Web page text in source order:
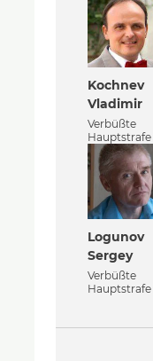
Kochnev
Vladimir
Verbüßte
Hauptstrafe
Logunov
Sergey
Verbüßte
Hauptstrafe